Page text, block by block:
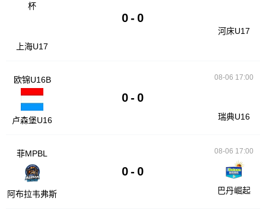
杯
上海U17
0 - 0
河床U17
欧锦U16B
卢森堡U16
0 - 0
08-06 17:00
瑞典U16
菲MPBL
阿布拉韦弗斯
0 - 0
08-06 17:00
巴丹崛起